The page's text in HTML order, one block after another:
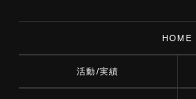
HOME
活動/実績